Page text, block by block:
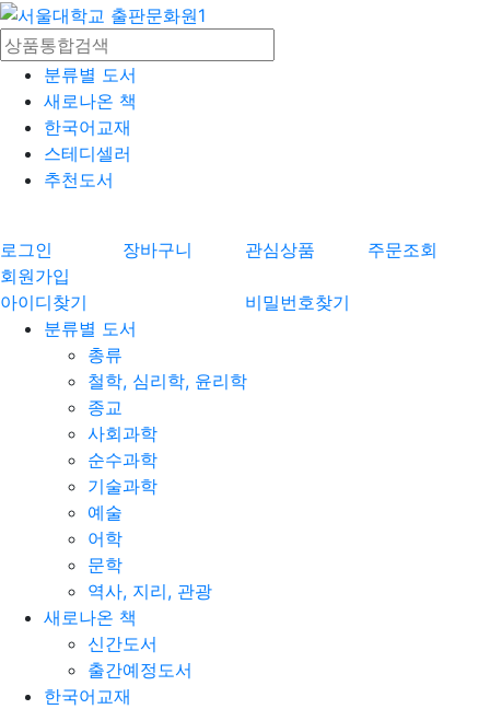
분류별 도서
새로나온 책
한국어교재
스테디셀러
추천도서
로그인 장바구니 관심상품
주문조회
회원가입
아이디찾기
비밀번호찾기
분류별 도서
총류
철학, 심리학, 윤리학
종교
사회과학
순수과학
기술과학
예술
어학
문학
역사, 지리, 관광
새로나온 책
신간도서
출간예정도서
한국어교재